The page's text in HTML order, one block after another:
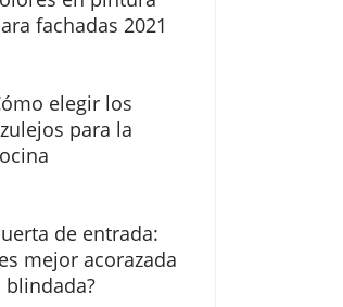
fachadas 2021
elegir los
para la
de entrada:
mejor acorazada
blindada?